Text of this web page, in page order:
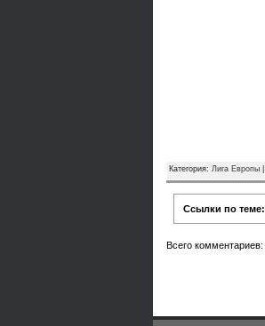
Категория: Лига Европы
Ссылки по теме:
Всего комментариев: